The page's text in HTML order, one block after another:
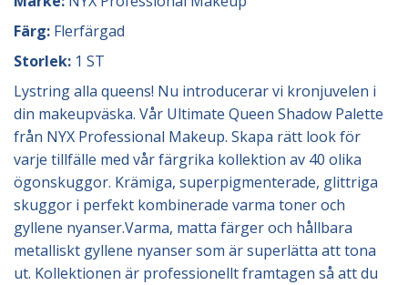
Färg: Flerfärgad
Storlek: 1 ST
Lystring alla queens! Nu introducerar vi kronjuvelen i
din makeupväska. Vår Ultimate Queen Shadow Palette
från NYX Professional Makeup. Skapa rätt look för
varje tillfälle med vår färgrika kollektion av 40 olika
ögonskuggor. Krämiga, superpigmenterade, glittriga
skuggor i perfekt kombinerade varma toner och
gyllene nyanser.Varma, matta färger och hållbara
metalliskt gyllene nyanser som är superlätta att tona
ut. Kollektionen är professionellt framtagen så att du